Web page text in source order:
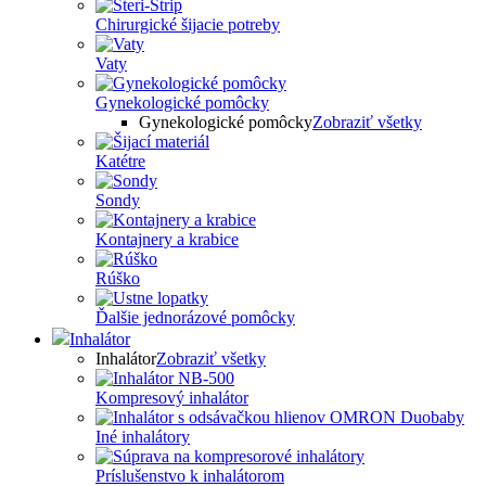
Chirurgické šijacie potreby
Vaty
Gynekologické pomôcky
Gynekologické pomôckyZobraziť všetky
Katétre
Sondy
Kontajnery a krabice
Rúško
Ďalšie jednorázové pomôcky
Inhalátor
InhalátorZobraziť všetky
Kompresový inhalátor
Iné inhalátory
Príslušenstvo k inhalátorom